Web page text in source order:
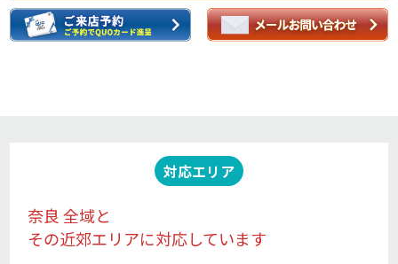
対応エリア
奈良 全域と
その近郊エリアに対応しています